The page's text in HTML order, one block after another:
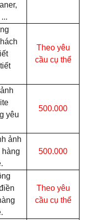
Theo yêu
cầu cụ thể
yêu
500.000
ảnh
hàng
500.000
Theo yêu
cầu cụ thể